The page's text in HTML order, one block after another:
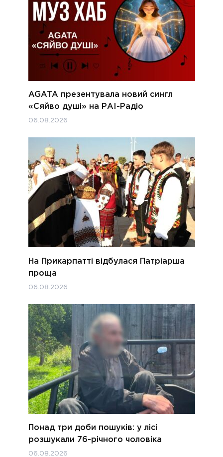
AGATA презентувала новий сингл
«Сяйво душі» на РАІ-Радіо
06.08.2026
На Прикарпатті відбулася Патріарша
проща
06.08.2026
Понад три доби пошуків: у лісі
розшукали 76-річного чоловіка
06.08.2026